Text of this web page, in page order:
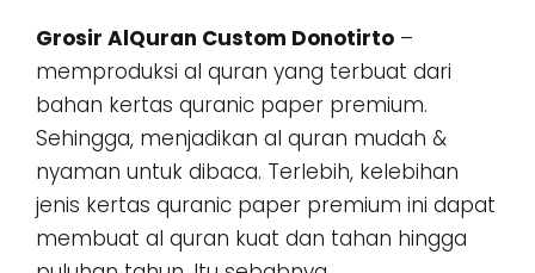
Grosir AlQuran Custom Donotirto –
memproduksi al quran yang terbuat dari
bahan kertas quranic paper premium.
Sehingga, menjadikan al quran mudah &
nyaman untuk dibaca. Terlebih, kelebihan
jenis kertas quranic paper premium ini dapat
membuat al quran kuat dan tahan hingga